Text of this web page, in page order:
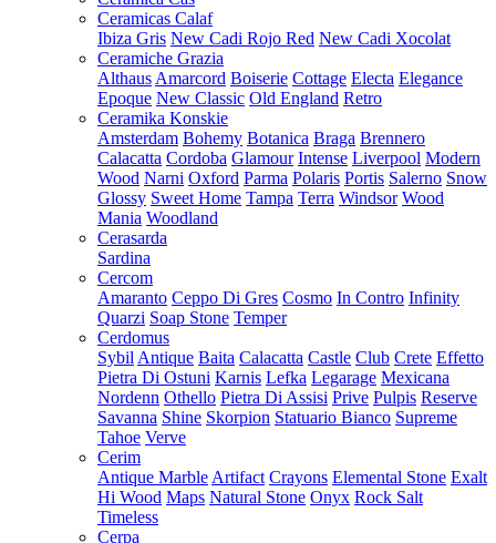
Ceramicas Calaf
Ibiza Gris New Cadi Rojo Red New Cadi Xocolat
Ceramiche Grazia
Althaus Amarcord Boiserie Cottage Electa Elegance
Epoque New Classic Old England Retro
Ceramika Konskie
Amsterdam Bohemy Botanica Braga Brennero
Calacatta Cordoba Glamour Intense Liverpool Modern
Wood Narni Oxford Parma Polaris Portis Salerno Snow
Glossy Sweet Home Tampa Terra Windsor Wood
Mania Woodland
Cerasarda
Sardina
Cercom
Amaranto Ceppo Di Gres Cosmo In Contro Infinity
Quarzi Soap Stone Temper
Cerdomus
Sybil Antique Baita Calacatta Castle Club Crete Effetto
Pietra Di Ostuni Karnis Lefka Legarage Mexicana
Nordenn Othello Pietra Di Assisi Prive Pulpis Reserve
Savanna Shine Skorpion Statuario Bianco Supreme
Tahoe Verve
Cerim
Antique Marble Artifact Crayons Elemental Stone Exalt
Hi Wood Maps Natural Stone Onyx Rock Salt
Timeless
Cerpa